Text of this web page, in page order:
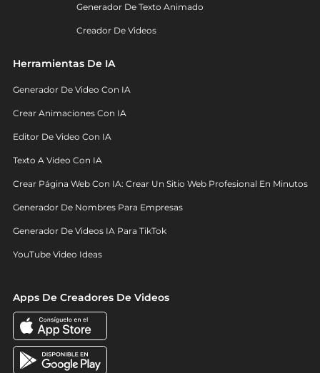
Generador De Texto Animado
Creador De Videos
Herramientas De IA
Generador De Video Con IA
Crear Animaciones Con IA
Editor De Video Con IA
Texto A Video Con IA
Crear Página Web Con IA: Crear Un Sitio Web Profesional En Minutos
Generador De Nombres Para Empresas
Generador De Videos IA Para TikTok
YouTube Video Ideas
Apps De Creadores De Videos